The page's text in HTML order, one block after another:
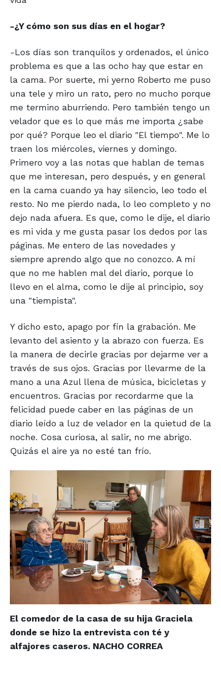
-¿Y cómo son sus días en el hogar?
-Los días son tranquilos y ordenados, el único
problema es que a las ocho hay que estar en
la cama. Por suerte, mi yerno Roberto me puso
una tele y miro un rato, pero no mucho porque
me termino aburriendo. Pero también tengo un
velador que es lo que más me importa ¿sabe
por qué? Porque leo el diario "El tiempo". Me lo
traen los miércoles, viernes y domingo.
Primero voy a las notas que hablan de temas
que me interesan, pero después, y en general
en la cama cuando ya hay silencio, leo todo el
resto. No me pierdo nada, lo leo completo y no
dejo nada afuera. Es que, como le dije, el diario
es mi vida y me gusta pasar los dedos por las
páginas. Me entero de las novedades y
siempre aprendo algo que no conozco. A mí
que no me hablen mal del diario, porque lo
llevo en el alma, como le dije al principio, soy
una "tiempista".
Y dicho esto, apago por fin la grabación. Me
levanto del asiento y la abrazo con fuerza. Es
la manera de decirle gracias por dejarme ver a
través de sus ojos. Gracias por llevarme de la
mano a una Azul llena de música, bicicletas y
encuentros. Gracias por recordarme que la
felicidad puede caber en las páginas de un
diario leído a luz de velador en la quietud de la
noche. Cosa curiosa, al salir, no me abrigo.
Quizás el aire ya no esté tan frío.
El comedor de la casa de su hija Graciela
donde se hizo la entrevista con té y
alfajores caseros. NACHO CORREA